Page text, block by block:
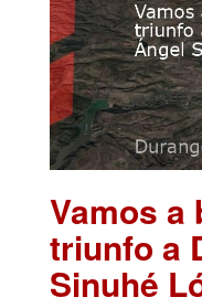
Vamos a
triunfo a
Sinuhé